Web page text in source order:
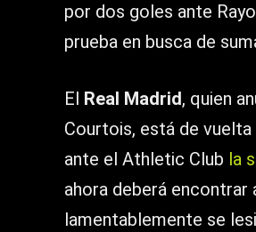
por dos goles ante
prueba en busca de
El Real Madrid, quien
Courtois, está de
ante el Athletic Club la
ahora deberá encontrar
lamentablemente se